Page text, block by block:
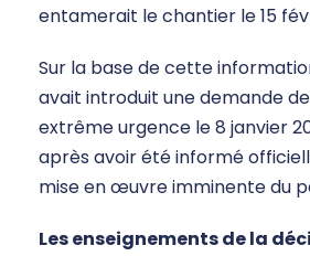
entamerait le chantier le 15
Sur la base de cette
avait introduit une demande
extrême urgence le 8 janvier
après avoir été informé
mise en œuvre imminente du
Les enseignements de la